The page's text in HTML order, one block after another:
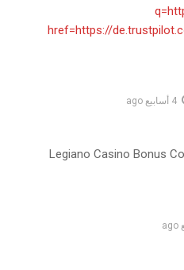
href=https://
4 أسابيع ago
Legiano Casino Bonus